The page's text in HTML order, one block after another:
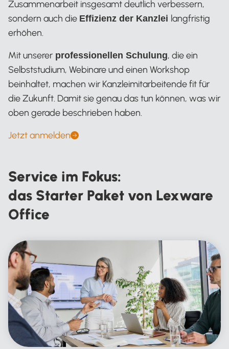
Zusammenarbeit insgesamt deutlich verbessern,
sondern auch die Effizienz der Kanzlei langfristig
erhöhen.
Mit unserer professionellen Schulung, die ein
Selbststudium, Webinare und einen Workshop
beinhaltet, machen wir Kanzleimitarbeitende fit für
die Zukunft. Damit sie genau das tun können, was wir
oben gerade beschrieben haben.
Jetzt anmelden
Service im Fokus:
das Starter Paket von Lexware
Office